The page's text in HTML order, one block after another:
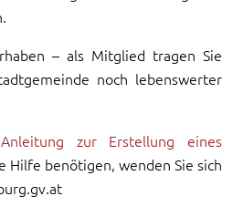
– als Mitglied tragen Sie
noch lebenswerter
Anleitung zur Erstellung eines
Hilfe benötigen, wenden Sie sich